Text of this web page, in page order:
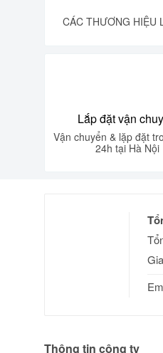
CÁC THƯƠNG HIỆU
Lắp đặt vận
Vận chuyển & lặp đặt
24h tại Hà Nội
Thông tin công ty